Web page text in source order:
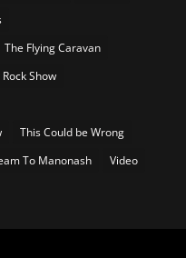
The Flying Caravan
Show
This Could be Wrong
To Manonash Video